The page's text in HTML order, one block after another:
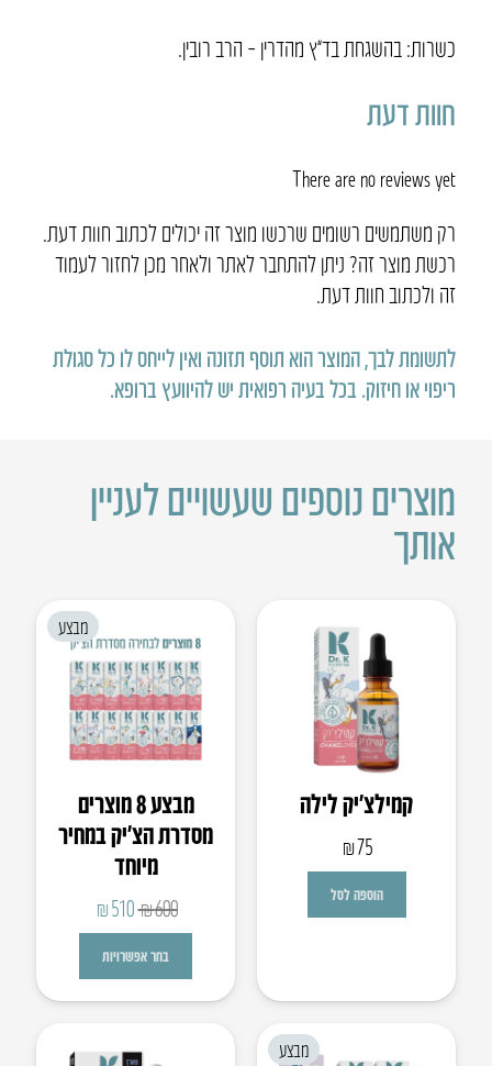
כשרות: בהשגחת בד”ץ מהדרין – הרב רובין.
חוות דעת
There are no reviews yet
רק משתמשים רשומים שרכשו מוצר זה יכולים לכתוב חוות דעת.
רכשת מוצר זה? ניתן להתחבר לאתר ולאחר מכן לחזור לעמוד
זה ולכתוב חוות דעת.
לתשומת לבך, המוצר הוא תוסף תזונה ואין לייחס לו כל סגולת
ריפוי או חיזוק. בכל בעיה רפואית יש להיוועץ ברופא.
מוצרים נוספים שעשויים לעניין
אותך
קמילצ’יק לילה
₪75
הוספה לסל
מבצע
מבצע 8 מוצרים
מסדרת הצ׳יק במחיר
מיוחד
₪600
המחיר
המקורי
היה:
₪600.
₪510
הנוכחי
₪510.
בחר אפשרויות
מבצע